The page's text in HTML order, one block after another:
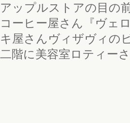
アップルストアの目の
コーヒー屋さん『ヴェ
キ屋さんヴィザヴィの
二階に美容室ロティー